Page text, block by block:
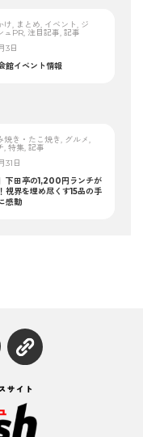
け, まとめ, イベント, ジ
ュPR, 注目記事, 記事
3日
館イベント情報
焼き・たこ焼き, グルメ,
, 特集, 記事
31日
下田亭の1,200円ランチが
視界を埋め尽くす15品の手
感動